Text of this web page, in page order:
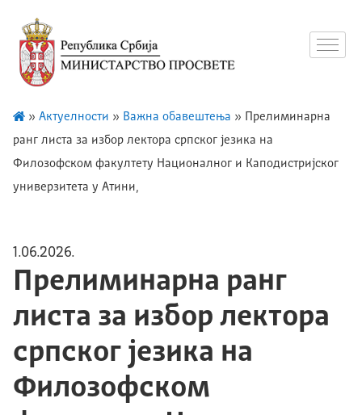
» Актуелности » Важна обавештења » Прелиминарна
ранг листа за избор лектора српског језика на
Филозофском факултету Националног и Каподистријског
универзитета у Атини,
1.06.2026.
Прелиминарна ранг
листа за избор лектора
српског језика на
Филозофском